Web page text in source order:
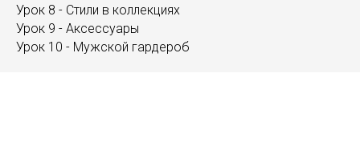
Урок 8 - Стили в коллекциях
Урок 9 - Аксессуары
Урок 10 - Мужской гардероб